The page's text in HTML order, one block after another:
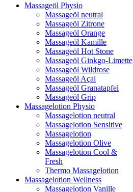
Massageöl Physio
Massageöl neutral
Massageöl Zitrone
Massageöl Orange
Massageöl Kamille
Massageöl Hot Stone
Massageöl Ginkgo-Limette
Massageöl Wildrose
Massageöl Açai
Massageöl Granatapfel
Massageöl Grip
Massagelotion Physio
Massagelotion neutral
Massagelotion Sensitive
Massagelotion
Massagelotion Olive
Massagelotion Cool &
Fresh
Thermo Massagelotion
Massagelotion Wellness
Massagelotion Vanille